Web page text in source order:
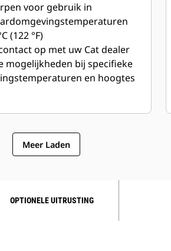
voor gebruik in
(122 °F)
op met uw Cat dealer
mogelijkheden bij specifieke
en hoogtes
Meer Laden
OPTIONELE UITRUSTING